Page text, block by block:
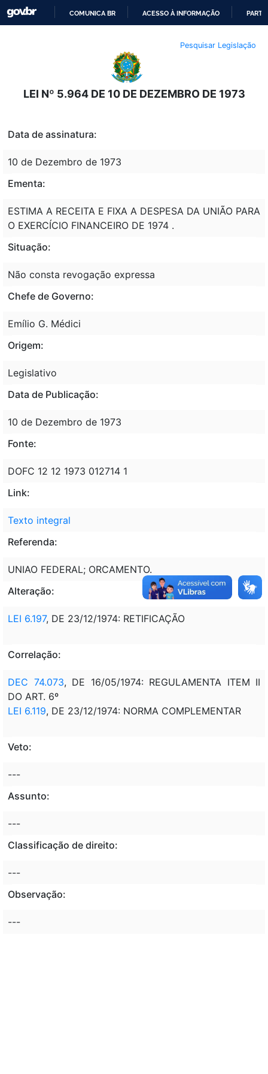
O
CONTEÚDO
COMUNICA BR ACESSO À INFORMAÇÃO
Pesquisar Legislação
LEI Nº 5.964 DE 10 DE DEZEMBRO DE 1973
Data de assinatura:
10 de Dezembro de 1973
Ementa:
ESTIMA A RECEITA E FIXA A DESPESA DA UNIÃO PARA
O EXERCÍCIO FINANCEIRO DE 1974 .
Situação:
Não consta revogação expressa
Chefe de Governo:
Emílio G. Médici
Origem:
Legislativo
Data de Publicação:
10 de Dezembro de 1973
Fonte:
DOFC 12 12 1973 012714 1
Link:
Texto integral
Referenda:
UNIAO FEDERAL; ORCAMENTO.
Alteração:
LEI 6.197, DE 23/12/1974: RETIFICAÇÃO
Correlação:
DEC 74.073, DE 16/05/1974: REGULAMENTA ITEM II
DO ART. 6º
LEI 6.119, DE 23/12/1974: NORMA COMPLEMENTAR
Veto:
---
Assunto:
---
Classificação de direito:
---
Observação:
---